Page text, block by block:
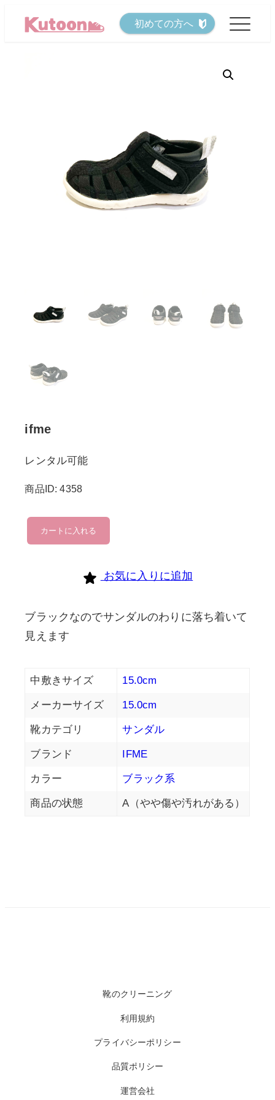
初めての方へ
ifme
レンタル可能
商品ID: 4358
ifme
個
カートに入れる
お気に入りに追加
ブラックなのでサンダルのわりに落ち着いて
見えます
中敷きサイズ 15.0cm
メーカーサイズ 15.0cm
靴カテゴリ サンダル
ブランド IFME
カラー ブラック系
商品の状態 A（やや傷や汚れがある）
靴のクリーニング
利用規約
プライバシーポリシー
品質ポリシー
運営会社